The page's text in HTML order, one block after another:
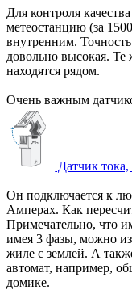
Для контроля
метеостанцию (за
внутренним.
довольно высокая.
находятся рядом.
Очень важным
Датчик
Он подключается к
Амперах. Как
Примечательно, что
имея 3 фазы, можно
жиле с землей. А
автомат, например,
домике.